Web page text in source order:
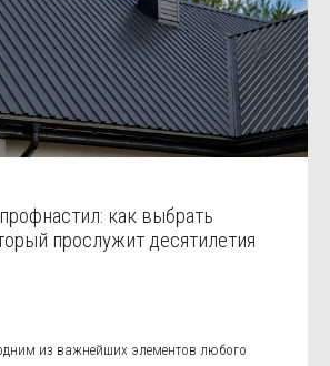
как выбрать
прослужит десятилетия
из важнейших элементов любого